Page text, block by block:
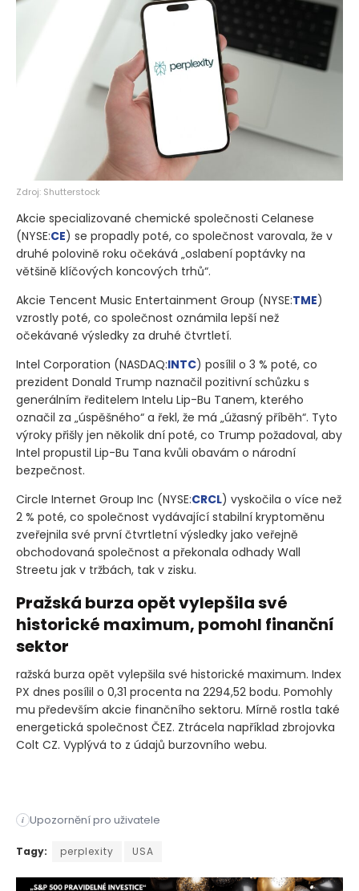
Zdroj: Shutterstock
Akcie specializované chemické společnosti Celanese
(NYSE:CE) se propadly poté, co společnost varovala, že v
druhé polovině roku očekává „oslabení poptávky na
většině klíčových koncových trhů“.
Akcie Tencent Music Entertainment Group (NYSE:TME)
vzrostly poté, co společnost oznámila lepší než
očekávané výsledky za druhé čtvrtletí.
Intel Corporation (NASDAQ:INTC) posílil o 3 % poté, co
prezident Donald Trump naznačil pozitivní schůzku s
generálním ředitelem Intelu Lip-Bu Tanem, kterého
označil za „úspěšného“ a řekl, že má „úžasný příběh“. Tyto
výroky přišly jen několik dní poté, co Trump požadoval, aby
Intel propustil Lip-Bu Tana kvůli obavám o národní
bezpečnost.
Circle Internet Group Inc (NYSE:CRCL) vyskočila o více než
2 % poté, co společnost vydávající stabilní kryptoměnu
zveřejnila své první čtvrtletní výsledky jako veřejně
obchodovaná společnost a překonala odhady Wall
Streetu jak v tržbách, tak v zisku.
Pražská burza opět vylepšila své
historické maximum, pomohl finanční
sektor
ražská burza opět vylepšila své historické maximum. Index
PX dnes posílil o 0,31 procenta na 2294,52 bodu. Pomohly
mu především akcie finančního sektoru. Mírně rostla také
energetická společnost ČEZ. Ztrácela například zbrojovka
Colt CZ. Vyplývá to z údajů burzovního webu.
i Upozornění pro uživatele
S&P 500 a Nasdaq zaznamenaly v úterý rekordní uzavření
Tagy: perplexity USA